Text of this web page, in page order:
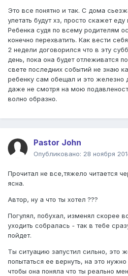
Это все понятно и так. С дома
улетать будут хз, просто скажет
Ребенка судя по всему родителям
конечно перехватить. Как вести
2 недели договорился что в эту
день, пока она будет отлеживатся
свете последних событий не знаю
ребенку сам обещал и это железно
даже не смотря на мою
волно образно.
Pastor John
Опубликовано: 28 ноября
Прочитал не все,тяжело читается
ясна.
Автор, ну а что ты хотел ???
Погулял, побухал, изменял скорее
уходить собралась - так в тебе
пойдет.
Ты ситуацию запустил сильно, это
попытаться ее вернуть, на это
чтобы она поняла что ты реально